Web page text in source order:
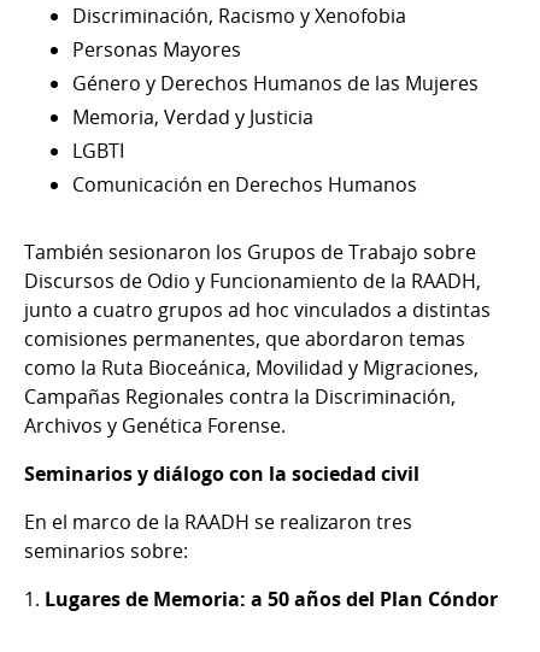
Discriminación, Racismo y Xenofobia
Personas Mayores
Género y Derechos Humanos de las Mujeres
Memoria, Verdad y Justicia
LGBTI
Comunicación en Derechos Humanos
También sesionaron los Grupos de Trabajo sobre
Discursos de Odio y Funcionamiento de la RAADH,
junto a cuatro grupos ad hoc vinculados a distintas
comisiones permanentes, que abordaron temas
como la Ruta Bioceánica, Movilidad y Migraciones,
Campañas Regionales contra la Discriminación,
Archivos y Genética Forense.
Seminarios y diálogo con la sociedad civil
En el marco de la RAADH se realizaron tres
seminarios sobre:
1. Lugares de Memoria: a 50 años del Plan Cóndor